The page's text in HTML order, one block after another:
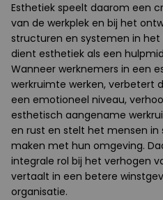
Esthetiek speelt daarom een
van de werkplek en bij het
structuren en systemen in het
dient esthetiek als een
Wanneer werknemers in een
werkruimte werken, verbetert
een emotioneel niveau,
esthetisch aangename
en rust en stelt het mensen
maken met hun omgeving.
integrale rol bij het verhogen
vertaalt in een betere
organisatie.